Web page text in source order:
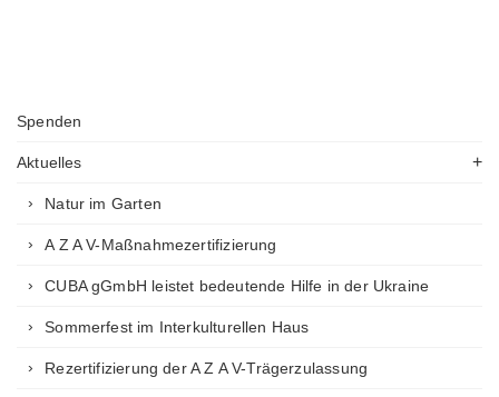
Spenden
Aktuelles
Natur im Garten
A Z A V-Maßnahmezertifizierung
CUBA gGmbH leistet bedeutende Hilfe in der Ukraine
Sommerfest im Interkulturellen Haus
Rezertifizierung der A Z A V-Trägerzulassung